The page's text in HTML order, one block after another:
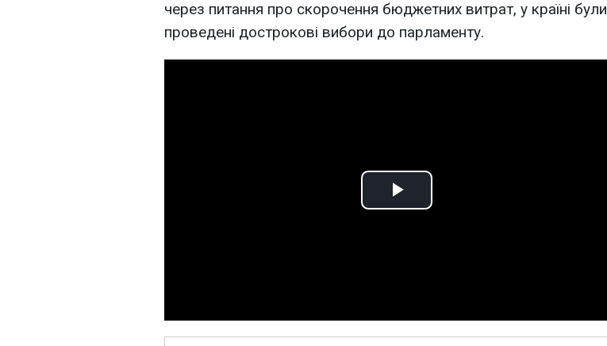
через питання про скорочення бюджетних витрат, у країні були
проведені дострокові вибори до парламенту.
Play